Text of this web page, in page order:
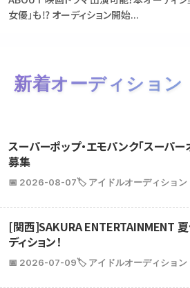
女優」も⁉ オーディション開始...
新着オーディション
スーパーポップ・エモパンク「スーパ
募集
📅 2026-08-07🏷️ アイドルオーディション
[関西]SAKURA ENTERTAINMENT
ディション！
📅 2026-07-09🏷️ アイドルオーディション